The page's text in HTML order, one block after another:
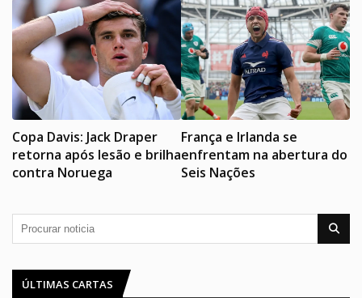
Copa Davis: Jack Draper
retorna após lesão e brilha
contra Noruega
França e Irlanda se
enfrentam na abertura do
Seis Nações
ÚLTIMAS CARTAS